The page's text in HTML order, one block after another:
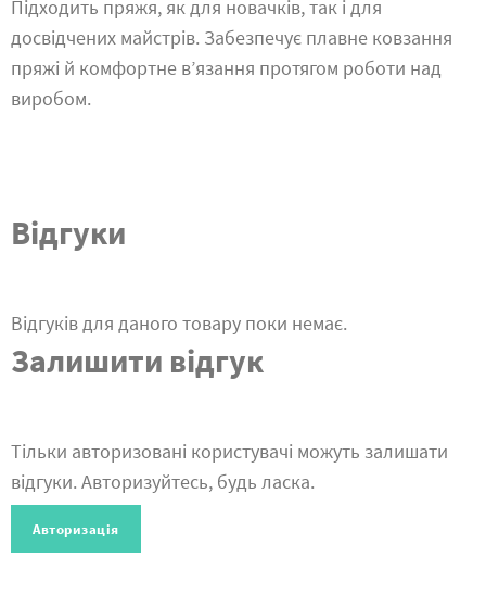
Підходить пряжя, як для новачків, так і для
досвідчених майстрів. Забезпечує плавне ковзання
пряжі й комфортне в’язання протягом роботи над
виробом.
Відгуки
Відгуків для даного товару поки немає.
Залишити відгук
Тільки авторизовані користувачі можуть залишати
відгуки. Авторизуйтесь, будь ласка.
Авторизація